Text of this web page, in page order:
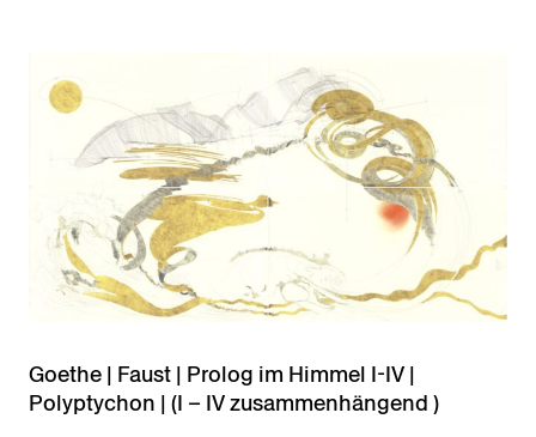
Goethe | Faust | Prolog im Himmel I-IV |
Polyptychon | (I – IV zusammenhängend )